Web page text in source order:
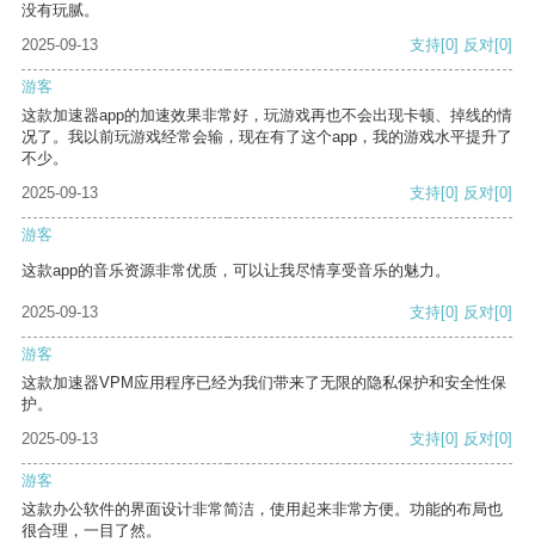
没有玩腻。
2025-09-13
支持[0] 反对[0]
游客
这款加速器app的加速效果非常好，玩游戏再也不会出现卡顿、掉线的情
况了。我以前玩游戏经常会输，现在有了这个app，我的游戏水平提升了
不少。
2025-09-13
支持[0] 反对[0]
游客
这款app的音乐资源非常优质，可以让我尽情享受音乐的魅力。
2025-09-13 支持[0] 反对[0]
游客
这款加速器VPM应用程序已经为我们带来了无限的隐私保护和安全性保
护。
2025-09-13
支持[0] 反对[0]
游客
这款办公软件的界面设计非常简洁，使用起来非常方便。功能的布局也
很合理，一目了然。